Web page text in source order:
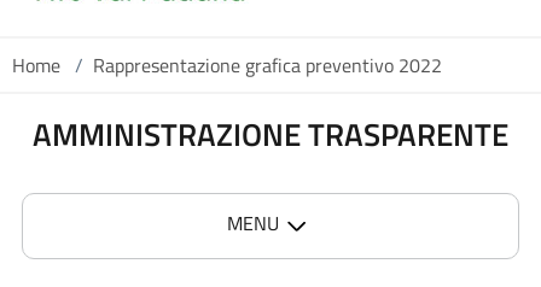
Home / Rappresentazione grafica preventivo 2022
AMMINISTRAZIONE TRASPARENTE
MENU